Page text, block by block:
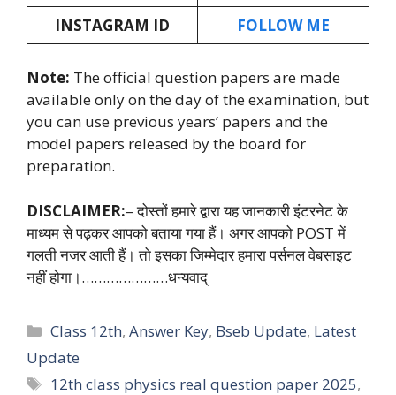
INSTAGRAM ID FOLLOW ME
Note: The official question papers are made
available only on the day of the examination, but
you can use previous years’ papers and the
model papers released by the board for
preparation.
DISCLAIMER:– दोस्तों हमारे द्वारा यह जानकारी इंटरनेट के
माध्यम से पढ़कर आपको बताया गया हैं। अगर आपको POST में
गलती नजर आती हैं। तो इसका जिम्मेदार हमारा पर्सनल वेबसाइट
नहीं होगा।…………………धन्यवाद्
Categories
Class 12th,Answer Key, Bseb Update, Latest
Update
Tags
12th class physics real question paper 2025,